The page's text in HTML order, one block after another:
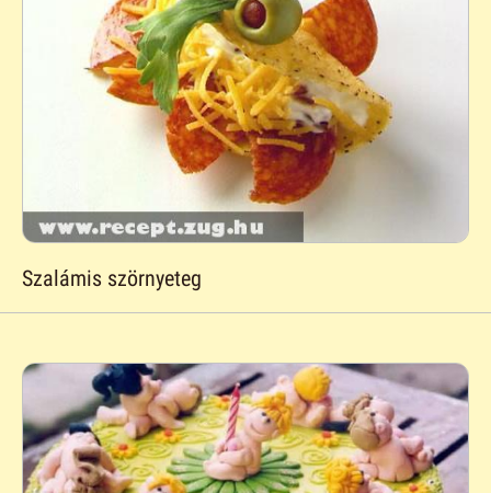
Szalámis szörnyeteg